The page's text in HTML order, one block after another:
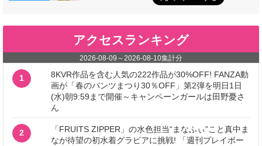
アクセスランキング
2026-08-09 ～2026-08-10集計分
1
8KVR作品を含む人気の222作品が30%OFF! FANZA動
画が「春のパンツまつり30％OFF」第2弾を明日1日
(水)朝9:59まで開催～キャンペーンガールは田野憂さ
ん
2
「FRUITS ZIPPER」の水色担当“まなふぃ”こと真中ま
なが待望の初水着グラビアに挑戦! 「週刊プレイボー